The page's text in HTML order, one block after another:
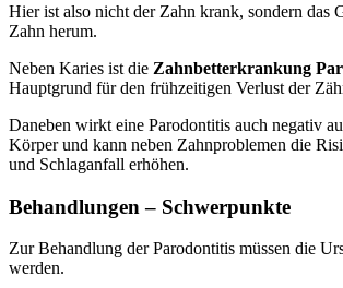
Hier ist also nicht der Zahn krank, sondern das
Zahn herum.
Neben Karies ist die Zahnbetterkrankung
Hauptgrund für den frühzeitigen Verlust der
Daneben wirkt eine Parodontitis auch negativ
Körper und kann neben Zahnproblemen die
und Schlaganfall erhöhen.
Behandlungen – Schwerpunkte
Zur Behandlung der Parodontitis müssen die
werden.